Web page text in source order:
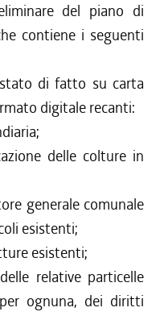
del piano di
contiene i seguenti
di fatto su carta
digitale recanti:
delle colture in
generale comunale
esistenti;
esistenti;
relative particelle
ognuna, dei diritti